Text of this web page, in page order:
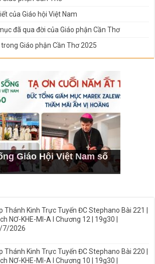
của Giáo hội Việt Nam
đã qua đời của Giáo phận Cần Thơ
Giáo phận Cần Thơ 2025
Giáo Hội Việt Nam số
Thánh Kinh Trực Tuyến ĐC Stephano Bài 221 |
NƠ-KHE-MI-A I Chương 12 | 19g30 |
7/2026
Thánh Kinh Trực Tuyến ĐC Stephano Bài 220 |
NƠ-KHE-MI-A I Chương 10 | 19g30 |